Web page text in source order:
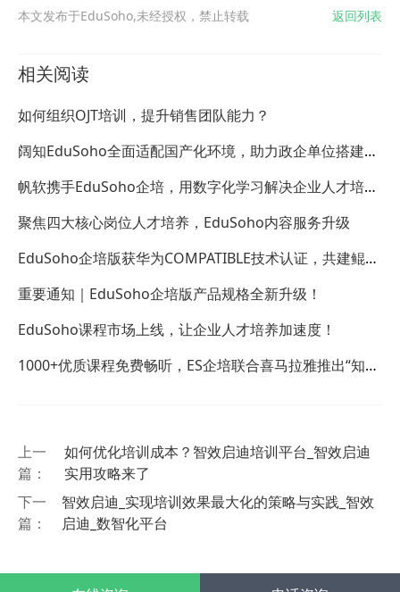
本文发布于EduSoho,未经授权，禁止转载 返回列表
相关阅读
如何组织OJT培训，提升销售团队能力？
阔知EduSoho全面适配国产化环境，助力政企单位搭建学
帆软携手EduSoho企培，用数字化学习解决企业人才培养
聚焦四大核心岗位人才培养，EduSoho内容服务升级
EduSoho企培版获华为COMPATIBLE技术认证，共建鲲鹏
重要通知｜EduSoho企培版产品规格全新升级！
EduSoho课程市场上线，让企业人才培养加速度！
1000+优质课程免费畅听，ES企培联合喜马拉雅推出“知识
上一
篇：
如何优化培训成本？智效启迪培训平台_智效启迪
实用攻略来了
下一
篇：
智效启迪_实现培训效果最大化的策略与实践_智效
启迪_数智化平台